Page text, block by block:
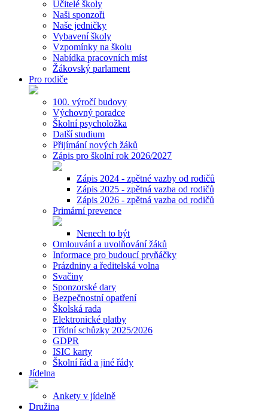
Učitelé školy
Naši sponzoři
Naše jedničky
Vybavení školy
Vzpomínky na školu
Nabídka pracovních míst
Žákovský parlament
Pro rodiče
100. výročí budovy
Výchovný poradce
Školní psycholožka
Další studium
Přijímání nových žáků
Zápis pro školní rok 2026/2027
Zápis 2024 - zpětné vazby od rodičů
Zápis 2025 - zpětná vazba od rodičů
Zápis 2026 - zpětná vazba od rodičů
Primární prevence
Nenech to být
Omlouvání a uvolňování žáků
Informace pro budoucí prvňáčky
Prázdniny a ředitelská volna
Svačiny
Sponzorské dary
Bezpečnostní opatření
Školská rada
Elektronické platby
Třídní schůzky 2025/2026
GDPR
ISIC karty
Školní řád a jiné řády
Jídelna
Ankety v jídelně
Družina